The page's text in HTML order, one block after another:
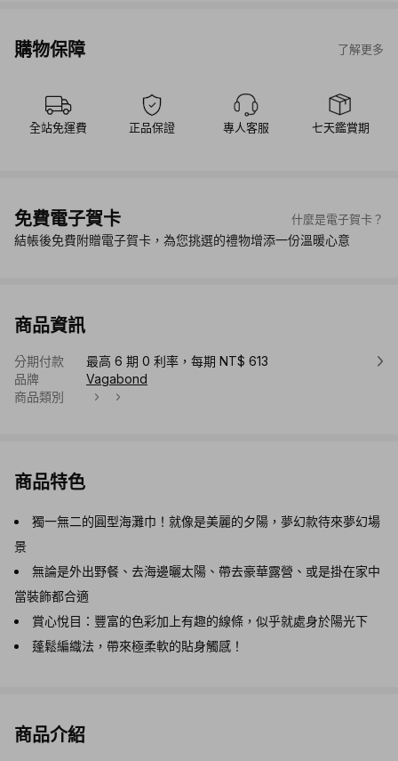
購物保障 了解更多
全站免運費 正品保證 專人客服 七天鑑賞期
免費電子賀卡 什麼是電子賀卡？
結帳後免費附贈電子賀卡，為您挑選的禮物增添一份溫暖心意
商品資訊
分期付款
最高 6 期 0 利率，每期 NT$ 613
品牌
Vagabond
商品類別
商品特色
獨一無二的圓型海灘巾！就像是美麗的夕陽，夢幻款待來夢幻場
景
無論是外出野餐、去海邊曬太陽、帶去豪華露營、或是掛在家中
當裝飾都合適
賞心悅目：豐富的色彩加上有趣的線條，似乎就處身於陽光下
蓬鬆編織法，帶來極柔軟的貼身觸感！
商品介紹